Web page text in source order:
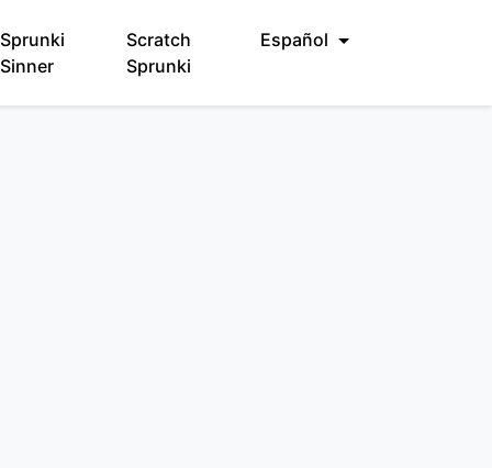
Sprunki
Sinner
Scratch
Sprunki
Español